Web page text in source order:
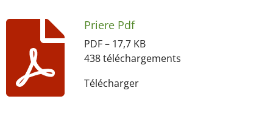
Priere Pdf
PDF – 17,7 KB
438 téléchargements
Télécharger